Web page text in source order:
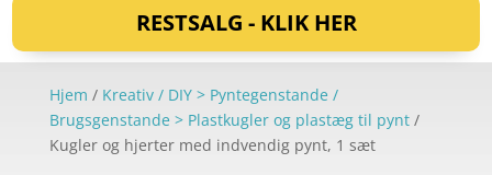
RESTSALG - KLIK HER
Hjem / Kreativ / DIY > Pyntegenstande /
Brugsgenstande > Plastkugler og plastæg til pynt/
Kugler og hjerter med indvendig pynt, 1 sæt